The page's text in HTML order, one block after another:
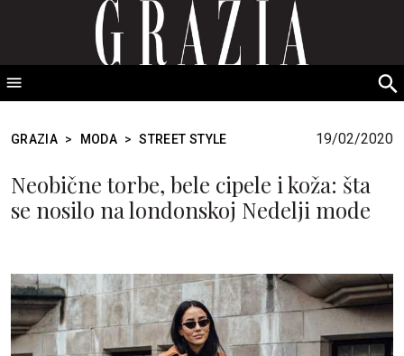
GRAZIA Srbija
GRAZIA > MODA > STREET STYLE 19/02/2020
Neobične torbe, bele cipele i koža: šta
se nosilo na londonskoj Nedelji mode